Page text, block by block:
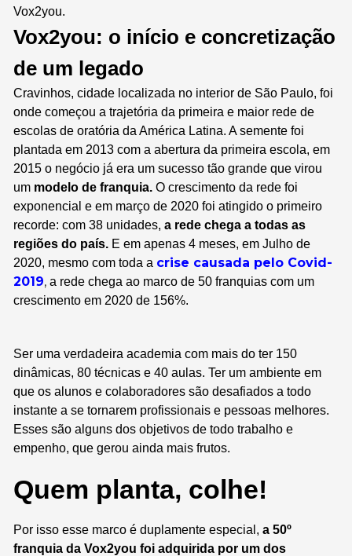
Vox2you.
Vox2you: o início e concretização
de um legado
Cravinhos, cidade localizada no interior de São Paulo, foi
onde começou a trajetória da primeira e maior rede de
escolas de oratória da América Latina. A semente foi
plantada em 2013 com a abertura da primeira escola, em
2015 o negócio já era um sucesso tão grande que virou
um modelo de franquia.O crescimento da rede foi
exponencial e em março de 2020 foi atingido o primeiro
recorde: com 38 unidades,a rede chega a todas as
regiões do país. E em apenas 4 meses, em Julho de
2020, mesmo com toda a crise causada pelo Covid-
2019,a rede chega ao marco de 50 franquias com um
crescimento em 2020 de 156%.
Ser uma verdadeira academia com mais do ter 150
dinâmicas, 80 técnicas e 40 aulas. Ter um ambiente em
que os alunos e colaboradores são desafiados a todo
instante a se tornarem profissionais e pessoas melhores.
Esses são alguns dos objetivos de todo trabalho e
empenho, que gerou ainda mais frutos.
Quem planta, colhe!
Por isso esse marco é duplamente especial,a 50º
franquia da Vox2you foi adquirida por um dos